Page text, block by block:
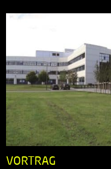
VORTRAG